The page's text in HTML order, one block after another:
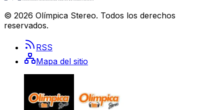
© 2026 Olímpica Stereo. Todos los derechos
reservados.
RSS
Mapa del sitio